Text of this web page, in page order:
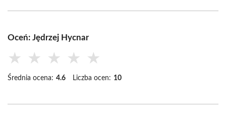
Oceń: Jędrzej Hycnar
★ ★ ★ ★ ★
Średnia ocena: 4.6 Liczba ocen: 10